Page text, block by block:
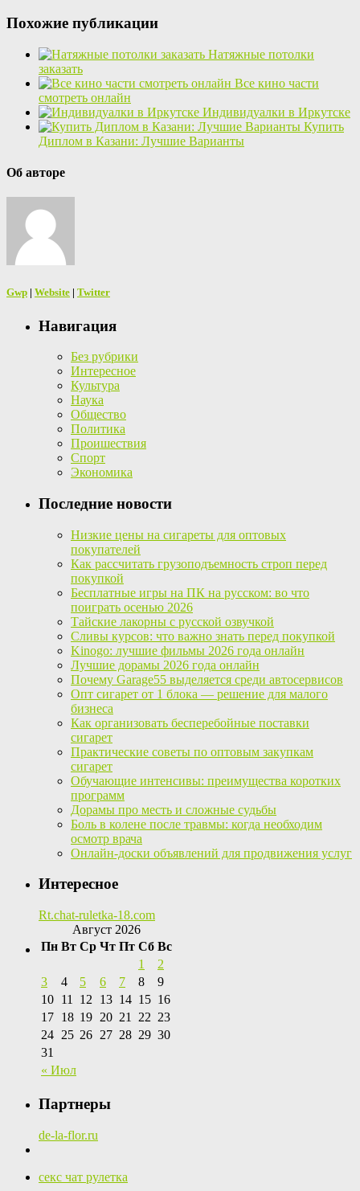
Похожие публикации
Натяжные потолки
заказать
Все кино части
смотреть онлайн
Индивидуалки в Иркутске
Купить
Диплом в Казани: Лучшие Варианты
Об авторе
Gwp | Website | Twitter
Навигация
Без рубрики
Интересное
Культура
Наука
Общество
Политика
Проишествия
Спорт
Экономика
Последние новости
Низкие цены на сигареты для оптовых
покупателей
Как рассчитать грузоподъемность строп перед
покупкой
Бесплатные игры на ПК на русском: во что
поиграть осенью 2026
Тайские лакорны с русской озвучкой
Сливы курсов: что важно знать перед покупкой
Kinogo: лучшие фильмы 2026 года онлайн
Лучшие дорамы 2026 года онлайн
Почему Garage55 выделяется среди автосервисов
Опт сигарет от 1 блока — решение для малого
бизнеса
Как организовать бесперебойные поставки
сигарет
Практические советы по оптовым закупкам
сигарет
Обучающие интенсивы: преимущества коротких
программ
Дорамы про месть и сложные судьбы
Боль в колене после травмы: когда необходим
осмотр врача
Онлайн-доски объявлений для продвижения услуг
Интересное
Rt.chat-ruletka-18.com
Август 2026
Пн Вт Ср Чт Пт Сб Вс
« Июл
1
2
3
4 5 6 7 8
9
10 11 12 13 14 15 16
17 18 19 20 21 22 23
24 25 26 27 28 29 30
31
Партнеры
de-la-flor.ru
секс чат рулетка